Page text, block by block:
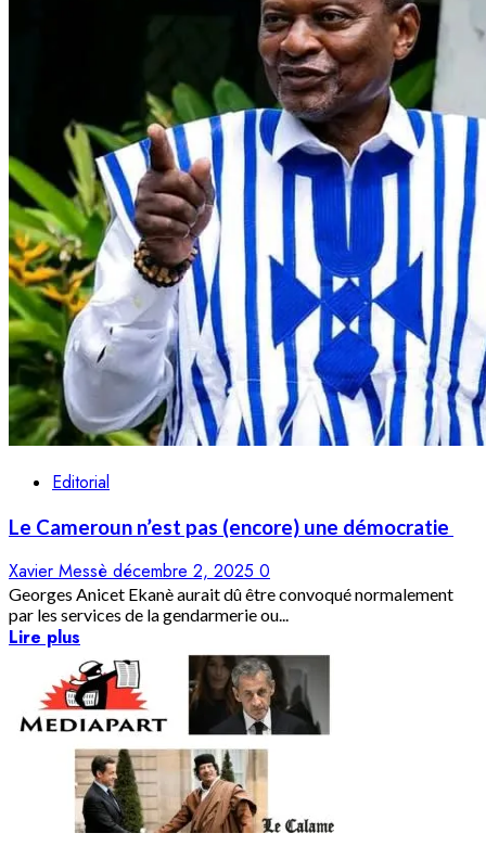
Editorial
Le Cameroun n’est pas (encore) une démocratie
Xavier Messè décembre 2, 2025 0
Georges Anicet Ekanè aurait dû être convoqué normalement
par les services de la gendarmerie ou...
Lire plus